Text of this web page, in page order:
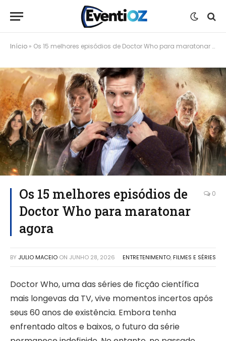
Início » Os 15 melhores episódios de Doctor Who para maratonar agora
Os 15 melhores episódios de
Doctor Who para maratonar
agora
0
BY JULIO MACEIO ON JUNHO 28, 2026 ENTRETENIMENTO, FILMES E SÉRIES
Doctor Who, uma das séries de ficção científica
mais longevas da TV, vive momentos incertos após
seus 60 anos de existência. Embora tenha
enfrentado altos e baixos, o futuro da série